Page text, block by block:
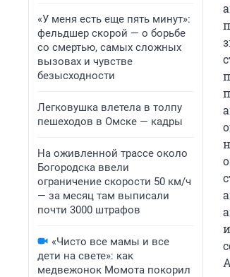
«У меня есть еще пять минут»:
фельдшер скорой — о борьбе
со смертью, самых сложных
вызовах и чувстве
безысходности
Легковушка влетела в толпу
пешеходов в Омске — кадры
На оживленной трассе около
Богородска ввели
ограничение скорости 50 км/ч
— за месяц там выписали
почти 3000 штрафов
«Чисто все мамы и все
дети на свете»: как
медвежонок Момота покорил